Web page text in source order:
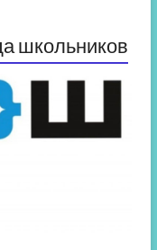
школьников